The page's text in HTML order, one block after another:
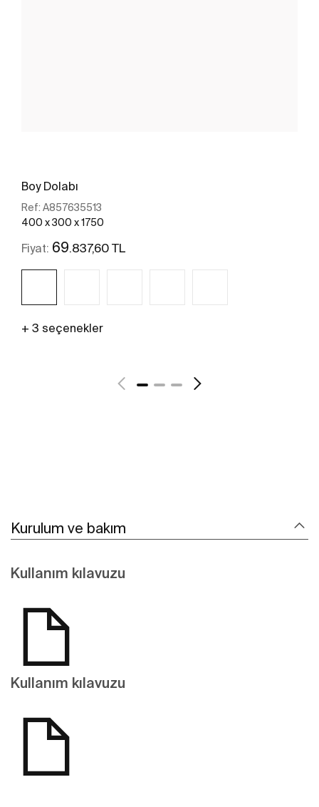
Boy Dolabı
Ref: A857635513
400 x 300 x 1750
Fiyat: 69.837,60 TL
+ 3 seçenekler
Kurulum ve bakım
Kullanım kılavuzu
Kullanım kılavuzu